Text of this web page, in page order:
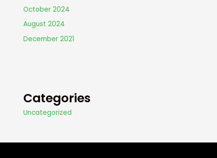
October 2024
August 2024
December 2021
Categories
Uncategorized